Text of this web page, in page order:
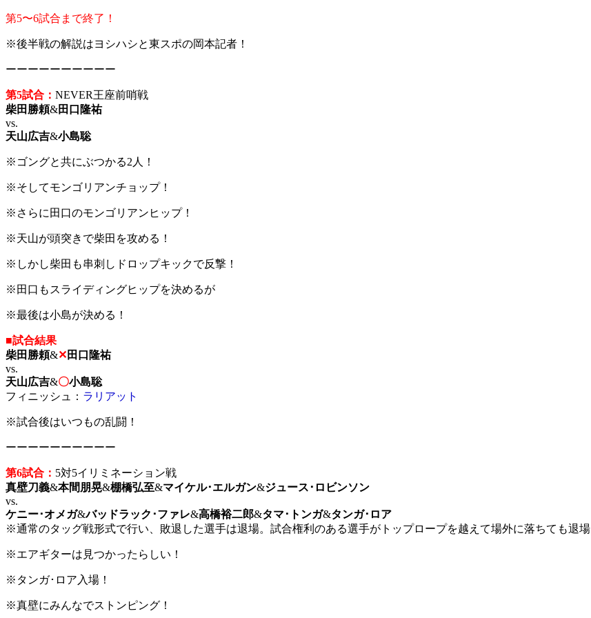
第5〜6試合まで終了！
※後半戦の解説はヨシハシと東スポの岡本記者！
ーーーーーーーーーー
第5試合： NEVER王座前哨戦
柴田勝頼&田口隆祐
vs.
天山広吉&小島聡
※ゴングと共にぶつかる2人！
※そしてモンゴリアンチョップ！
※さらに田口のモンゴリアンヒップ！
※天山が頭突きで柴田を攻める！
※しかし柴田も串刺しドロップキックで反撃！
※田口もスライディングヒップを決めるが
※最後は小島が決める！
■試合結果
柴田勝頼&✕ 田口隆祐
vs.
天山広吉&〇小島聡
フィニッシュ： ラリアット
※試合後はいつもの乱闘！
ーーーーーーーーーー
第6試合： 5対5イリミネーション戦
真壁刀義&本間朋晃&棚橋弘至&マイケル･エルガン&ジュース･ロビンソン
vs.
ケニー･オメガ&バッドラック･ファレ&高橋裕二郎&タマ･トンガ&タンガ･ロア
※通常のタッグ戦形式で行い、敗退した選手は退場。試合権利のある選手がトップロープを越えて場外に落ちても退場
※エアギターは見つかったらしい！
※タンガ･ロア入場！
※真壁にみんなでストンピング！